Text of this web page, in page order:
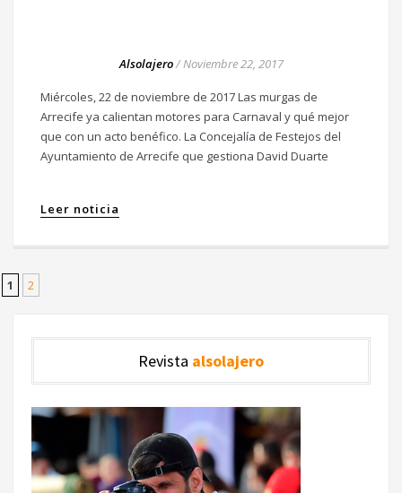
Alsolajero/Noviembre 22, 2017
Miércoles, 22 de noviembre de 2017 Las murgas de
Arrecife ya calientan motores para Carnaval y qué mejor
que con un acto benéfico. La Concejalía de Festejos del
Ayuntamiento de Arrecife que gestiona David Duarte
Leer noticia
1 2
Revista alsolajero